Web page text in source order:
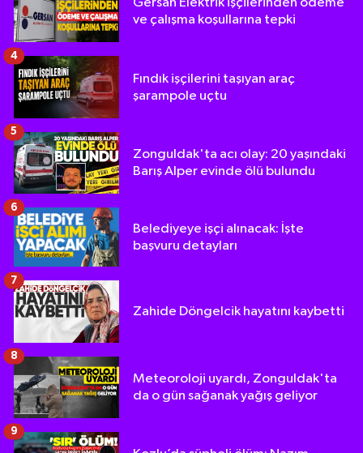
Gersan Elektrik işçilerinden ödeme
ve çalışma koşullarına tepki
Fındık işçilerini taşıyan araç
şarampole uçtu
4
Zonguldak'ta acı olay: 20 yaşındaki
Barış Alper evinde ölü bulundu
5
Belediyeye işçi alınacak: İşte
başvuru detayları
6
Zahide Döngelcik hayatını kaybetti
7
Meteoroloji uyardı, Zonguldak'ta
da o gün sağanak yağış geliyor
8
9